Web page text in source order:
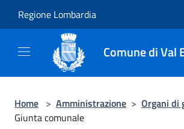
Regione Lombardia
Comune di Val
Home > Amministrazione > Organi di
Giunta comunale